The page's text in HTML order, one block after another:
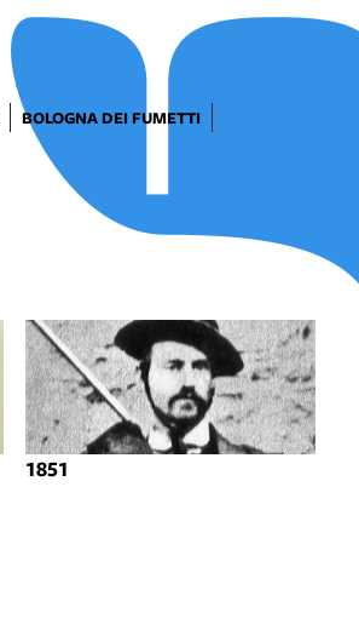
BOLOGNA DEI FUMETTI
1851